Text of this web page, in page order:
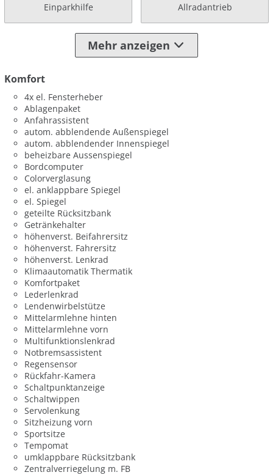
Einparkhilfe Allradantrieb
Mehr anzeigen
Komfort
4x el. Fensterheber
Ablagenpaket
Anfahrassistent
autom. abblendende Außenspiegel
autom. abblendender Innenspiegel
beheizbare Aussenspiegel
Bordcomputer
Colorverglasung
el. anklappbare Spiegel
el. Spiegel
geteilte Rücksitzbank
Getränkehalter
höhenverst. Beifahrersitz
höhenverst. Fahrersitz
höhenverst. Lenkrad
Klimaautomatik Thermatik
Komfortpaket
Lederlenkrad
Lendenwirbelstütze
Mittelarmlehne hinten
Mittelarmlehne vorn
Multifunktionslenkrad
Notbremsassistent
Regensensor
Rückfahr-Kamera
Schaltpunktanzeige
Schaltwippen
Servolenkung
Sitzheizung vorn
Sportsitze
Tempomat
umklappbare Rücksitzbank
Zentralverriegelung m. FB